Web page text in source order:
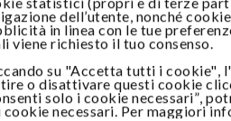
dell’utente, nonché
in linea con le tue
viene richiesto il tuo consenso.
su "Accetta tutti i cookie",
o disattivare questi cookie
solo i cookie necessari”,
cookie necessari. Per maggiori